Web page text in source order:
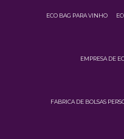
ECO BAG PARA VINHO
EMPRESA DE
FABRICA DE BOLSAS